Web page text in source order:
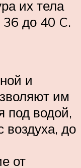
их тела
36 до 40 C.
и
им
под водой,
воздуха, до
от